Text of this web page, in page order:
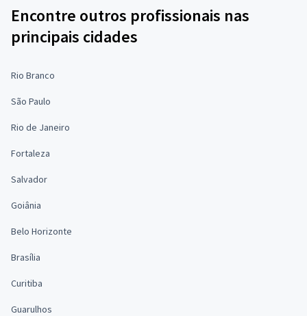
Encontre outros profissionais nas
principais cidades
Rio Branco
São Paulo
Rio de Janeiro
Fortaleza
Salvador
Goiânia
Belo Horizonte
Brasília
Curitiba
Guarulhos